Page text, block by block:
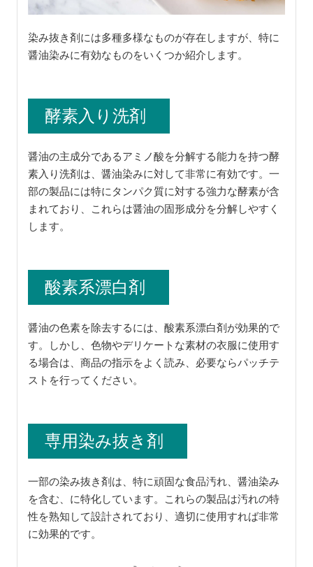
染み抜き剤には多種多様なものが存在しますが、特に
醤油染みに有効なものをいくつか紹介します。
酵素入り洗剤
醤油の主成分であるアミノ酸を分解する能力を持つ酵
素入り洗剤は、醤油染みに対して非常に有効です。一
部の製品には特にタンパク質に対する強力な酵素が含
まれており、これらは醤油の固形成分を分解しやすく
します。
酸素系漂白剤
醤油の色素を除去するには、酸素系漂白剤が効果的で
す。しかし、色物やデリケートな素材の衣服に使用す
る場合は、商品の指示をよく読み、必要ならパッチテ
ストを行ってください。
専用染み抜き剤
一部の染み抜き剤は、特に頑固な食品汚れ、醤油染み
を含む、に特化しています。これらの製品は汚れの特
性を熟知して設計されており、適切に使用すれば非常
に効果的です。